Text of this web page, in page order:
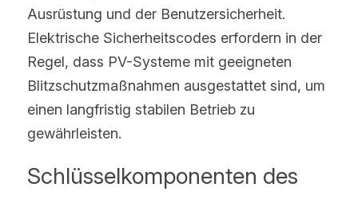
Ausrüstung und der Benutzersicherheit.
Elektrische Sicherheitscodes erfordern in der
Regel, dass PV-Systeme mit geeigneten
Blitzschutzmaßnahmen ausgestattet sind, um
einen langfristig stabilen Betrieb zu
gewährleisten.
Schlüsselkomponenten des